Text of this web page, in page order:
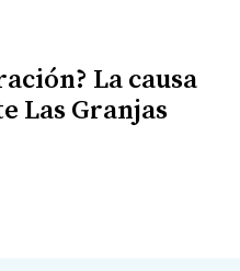
La causa
Las Granjas